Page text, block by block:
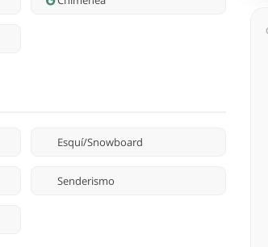
Esquí/Snowboard
Senderismo